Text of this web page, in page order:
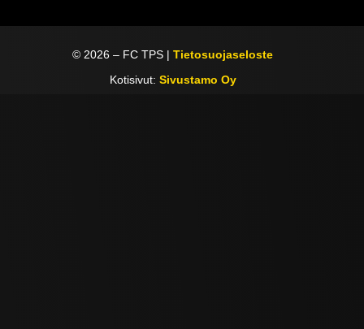
©2026 – FC TPS |Tietosuojaseloste
Kotisivut: Sivustamo Oy